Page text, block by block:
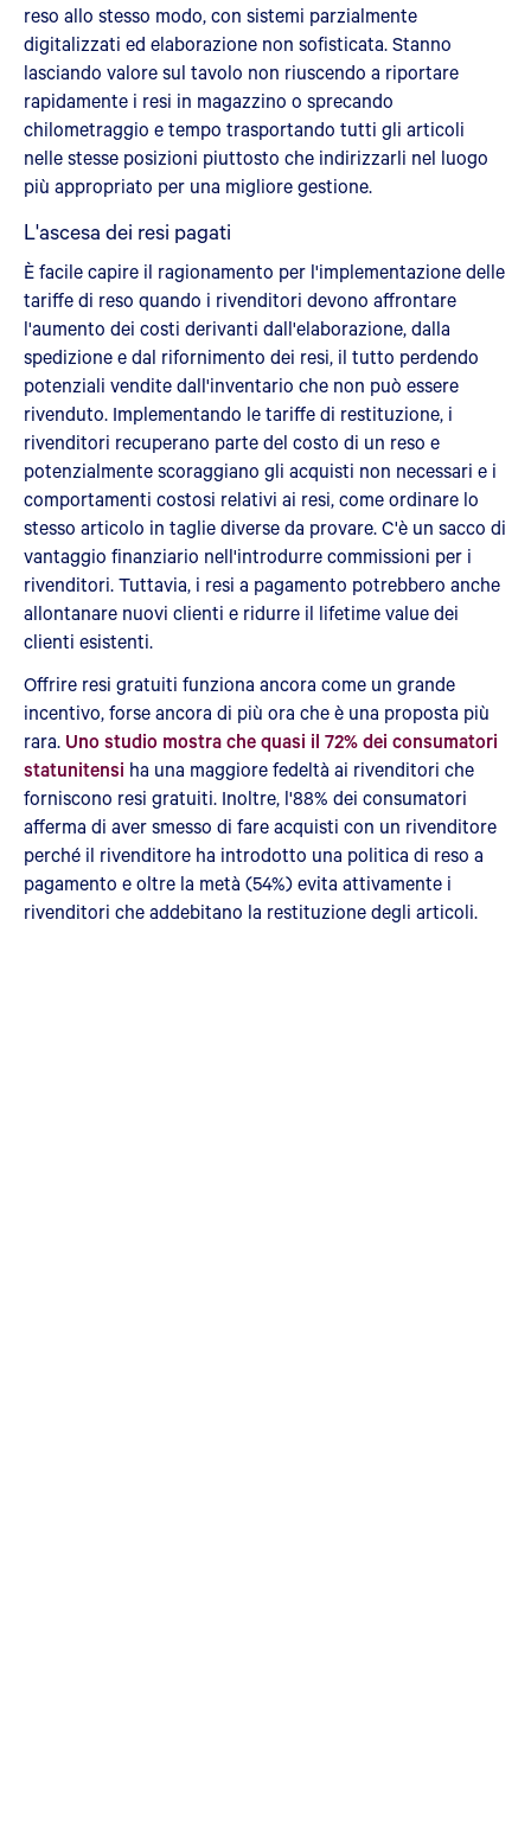
reso allo stesso modo, con sistemi parzialmente
digitalizzati ed elaborazione non sofisticata. Stanno
lasciando valore sul tavolo non riuscendo a riportare
rapidamente i resi in magazzino o sprecando
chilometraggio e tempo trasportando tutti gli articoli
nelle stesse posizioni piuttosto che indirizzarli nel luogo
più appropriato per una migliore gestione.
L'ascesa dei resi pagati
È facile capire il ragionamento per l'implementazione delle
tariffe di reso quando i rivenditori devono affrontare
l'aumento dei costi derivanti dall'elaborazione, dalla
spedizione e dal rifornimento dei resi, il tutto perdendo
potenziali vendite dall'inventario che non può essere
rivenduto. Implementando le tariffe di restituzione, i
rivenditori recuperano parte del costo di un reso e
potenzialmente scoraggiano gli acquisti non necessari e i
comportamenti costosi relativi ai resi, come ordinare lo
stesso articolo in taglie diverse da provare. C'è un sacco di
vantaggio finanziario nell'introdurre commissioni per i
rivenditori. Tuttavia, i resi a pagamento potrebbero anche
allontanare nuovi clienti e ridurre il lifetime value dei
clienti esistenti.
Offrire resi gratuiti funziona ancora come un grande
incentivo, forse ancora di più ora che è una proposta più
rara. Uno studio mostra che quasi il 72% dei consumatori
statunitensi ha una maggiore fedeltà ai rivenditori che
forniscono resi gratuiti. Inoltre, l'88% dei consumatori
afferma di aver smesso di fare acquisti con un rivenditore
perché il rivenditore ha introdotto una politica di reso a
pagamento e oltre la metà (54%) evita attivamente i
rivenditori che addebitano la restituzione degli articoli.